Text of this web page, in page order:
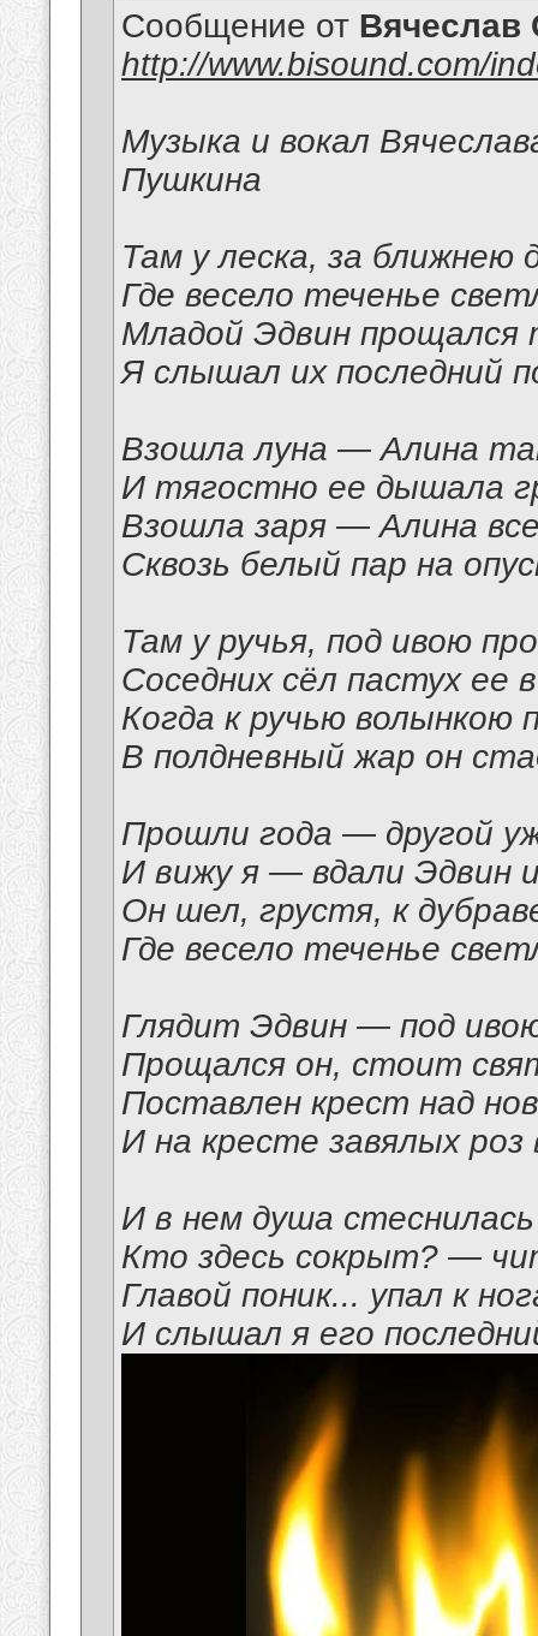
Сообщение от Вячеслав
http://www.bisound.com/
Музыка и вокал
Пушкина
Там у леска, за ближнею
Где весело теченье
Младой Эдвин прощался
Я слышал их последний
Взошла луна — Алина
И тягостно ее дышала
Взошла заря — Алина
Сквозь белый пар на
Там у ручья, под ивою
Соседних сёл пастух ее
Когда к ручью волынкою
В полдневный жар он
Прошли года — другой
И вижу я — вдали Эдвин
Он шел, грустя, к
Где весело теченье
Глядит Эдвин — под
Прощался он, стоит
Поставлен крест над
И на кресте завялых роз
И в нем душа
Кто здесь сокрыт? —
Главой поник... упал к
И слышал я его